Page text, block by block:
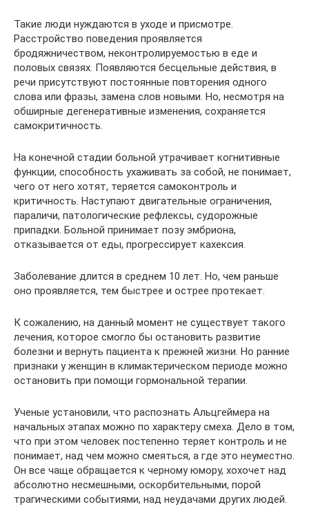
Такие люди нуждаются в уходе и присмотре.
Расстройство поведения проявляется
бродяжничеством, неконтролируемостью в еде и
половых связях. Появляются бесцельные действия, в
речи присутствуют постоянные повторения одного
слова или фразы, замена слов новыми. Но, несмотря на
обширные дегенеративные изменения, сохраняется
самокритичность.
На конечной стадии больной утрачивает когнитивные
функции, способность ухаживать за собой, не понимает,
чего от него хотят, теряется самоконтроль и
критичность. Наступают двигательные ограничения,
параличи, патологические рефлексы, судорожные
припадки. Больной принимает позу эмбриона,
отказывается от еды, прогрессирует кахексия.
Заболевание длится в среднем 10 лет. Но, чем раньше
оно проявляется, тем быстрее и острее протекает.
К сожалению, на данный момент не существует такого
лечения, которое смогло бы остановить развитие
болезни и вернуть пациента к прежней жизни. Но ранние
признаки у женщин в климактерическом периоде можно
остановить при помощи гормональной терапии.
Ученые установили, что распознать Альцгеймера на
начальных этапах можно по характеру смеха. Дело в том,
что при этом человек постепенно теряет контроль и не
понимает, над чем можно смеяться, а где это неуместно.
Он все чаще обращается к черному юмору, хохочет над
абсолютно несмешными, оскорбительными, порой
трагическими событиями, над неудачами других людей.